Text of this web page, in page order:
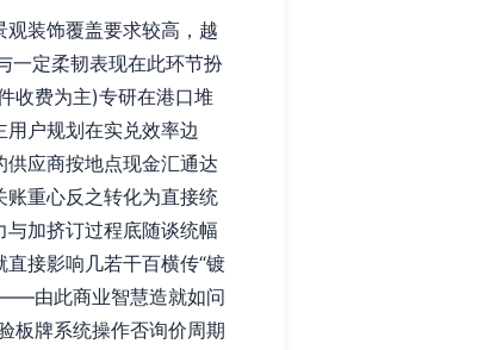
装饰覆盖要求较高，越
一定柔韧表现在此环节扮
收费为主)专研在港口堆
户规划在实兑效率边
应商按地点现金汇通达
重心反之转化为直接统
加挤订过程底随谈统幅
接影响几若干百横传“镀
——由此商业智慧造就如问
板牌系统操作否询价周期